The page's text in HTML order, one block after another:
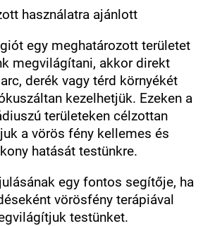
használatra ajánlott
egy meghatározott területet
megvilágítani, akkor direkt
derék vagy térd környékét
kezelhetjük. Ezeken a
területeken célzottan
a vörös fény kellemes és
hatását testünkre.
egy fontos segítője, ha
vörösfény terápiával
testünket.